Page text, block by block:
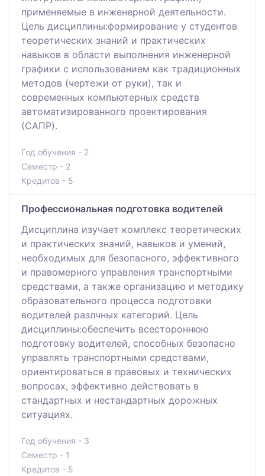
применяемые в инженерной деятельности.
Цель дисциплины:формирование у студентов
теоретических знаний и практических
навыков в области выполнения инженерной
графики с использованием как традиционных
методов (чертежи от руки), так и
современных компьютерных средств
автоматизированного проектирования
(САПР).
Год обучения - 2
Семестр - 2
Кредитов - 5
Профессиональная подготовка водителей
Дисциплина изучает комплекс теоретических
и практических знаний, навыков и умений,
необходимых для безопасного, эффективного
и правомерного управления транспортными
средствами, а также организацию и методику
образовательного процесса подготовки
водителей разлчных категорий. Цель
дисциплины:обеспечить всестороннюю
подготовку водителей, способных безопасно
управлять транспортными средствами,
ориентироваться в правовых и технических
вопросах, эффективно действовать в
стандартных и нестандартных дорожных
ситуациях.
Год обучения - 3
Семестр - 1
Кредитов - 5